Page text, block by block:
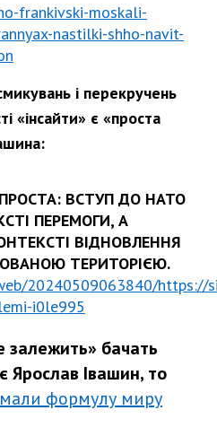
frankivski-moskali-
nastilki-shho-navit-
і перекручень
«інсайти» є «проста
ВСТУП ДО НАТО
ПЕРЕМОГИ, А
ВІДНОВЛЕННЯ
ТЕРИТОРІЄЮ.
20240509063840/https://
i0le995
залежить» бачать
Ярослав Івашин, то
формулу миру